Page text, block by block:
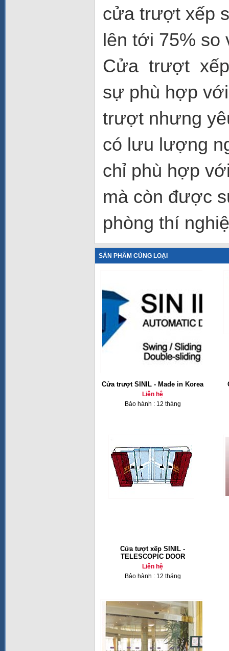
cửa trượt xếp
lên tới 75%
Cửa trượt xếp
sự phù hợp
trượt nhưng
có lưu lượng
chỉ phù hợp
mà còn được
phòng thí
SẢN PHẨM CÙNG LOẠI
Cửa trượt SINIL - Made in Korea
Liên hệ
Bảo hành : 12 tháng
Cửa tượt xếp SINIL -
TELESCOPIC DOOR
Liên hệ
Bảo hành : 12 tháng